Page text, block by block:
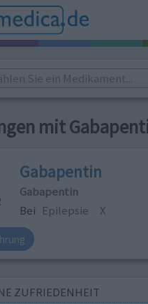
Sie ein Medikament...
mit
Gabapentin
Gabapentin
Bei Epilepsie X
ZUFRIEDENHEIT